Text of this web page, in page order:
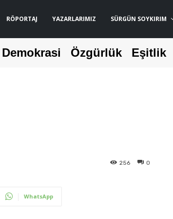
RÖPORTAJ YAZARLARIMIZ SÜRGÜN SOYKIRIM
Demokrasi Özgürlük Eşitlik
0
256
WhatsApp